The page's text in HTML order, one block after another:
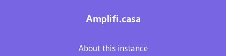
Amplifi.casa
About this instance